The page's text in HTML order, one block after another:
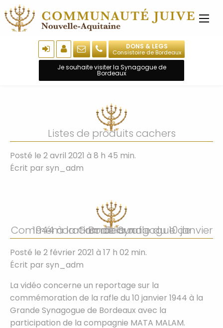
DONS & LEGS
Consistoire de Bordeaux
Je souhaite visiter la Synagogue de
Bordeaux
Listes de produits cachers
Posté le 2 avril 2021 à 8 h 45 min.
Écrit par syn_adm
Commémoration de la rafle du 10 janvier 1944 à la Grande Synagogue de Bordeaux
Posté le 2 février 2021 à 17 h 02 min.
Écrit par syn_adm
La vidéo concerne un reportage sur la
commémoration de la rafle du 10 janvier 1944 à la
Grande Synagogue de Bordeaux avec la
participation de la compagnie MATA MALAM.